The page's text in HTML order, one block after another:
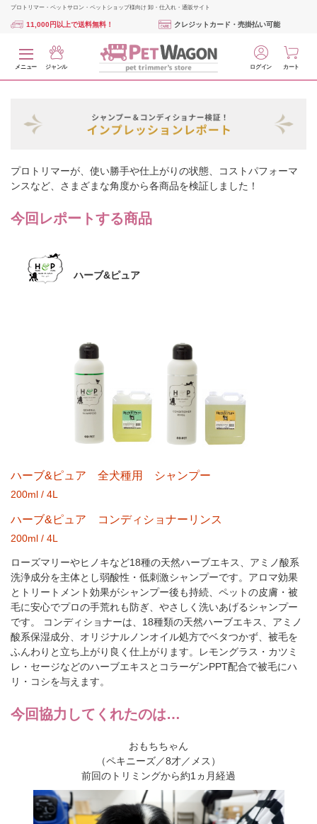
プロトリマー・ペットサロン・ペットショップ様向け 卸・仕入れ・通販サイト
11,000円以上で送料無料！ クレジットカード・売掛払い可能
メニュー ジャンル ログイン カート
プロトリマーが、使い勝手や仕上がりの状態、コストパフォーマ
ンスなど、さまざまな角度から各商品を検証しました！
今回レポートする商品
ハーブ&ピュア
ハーブ&ピュア 全犬種用 シャンプー
200ml / 4L
ハーブ&ピュア コンディショナーリンス
200ml / 4L
ローズマリーやヒノキなど18種の天然ハーブエキス、アミノ酸系
洗浄成分を主体とし弱酸性・低刺激シャンプーです。アロマ効果
とトリートメント効果がシャンプー後も持続、ペットの皮膚・被
毛に安心でプロの手荒れも防ぎ、やさしく洗いあげるシャンプー
です。 コンディショナーは、18種類の天然ハーブエキス、アミノ
酸系保湿成分、オリジナルノンオイル処方でベタつかず、被毛を
ふんわりと立ち上がり良く仕上がります。レモングラス・カツミ
レ・セージなどのハーブエキスとコラーゲンPPT配合で被毛にハ
リ・コシを与えます。
今回協力してくれたのは…
おもちちゃん
（ペキニーズ／8才／メス）
前回のトリミングから約1ヵ月経過